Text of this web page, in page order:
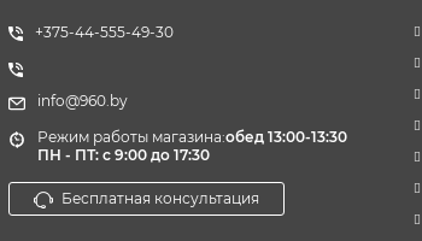
+375-44-555-49-30
info@960.by
Режим работы магазина:
ПН - ПТ: с 9:00 до 17:30
обед 13:00-13:30
Бесплатная консультация